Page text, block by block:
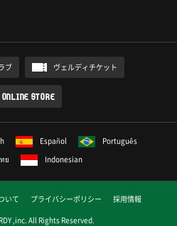
ブ ヴェルディチケット
ONLINE STORE
Español
Português
ย
Indonesian
いて プライバシーポリシー
採用情報
,inc. All Rights Reserved.